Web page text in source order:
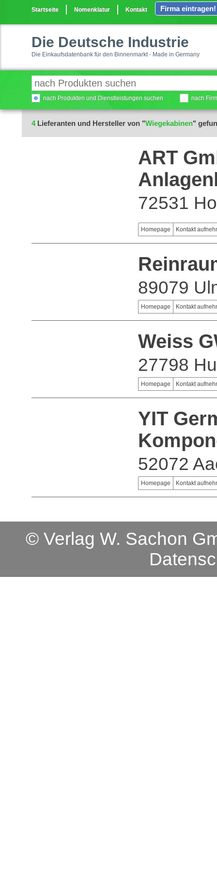
Startseite Nomenklatur Kontakt Firma eintragen!
Die Deutsche Industrie
Die Einkaufsdatenbank für den Binnenmarkt - Made in Germany
nach Produkten und Dienstleistungen suchen nach
4Lieferanten und Hersteller von "Wiegekabinen"
ART
72531
Homepage Kontakt
89079
Homepage Kontakt
Weiss
27798
Homepage Kontakt
YIT
52072
Homepage Kontakt
© Verlag W. Sachon